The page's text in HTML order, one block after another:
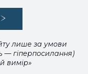
лише за умови
— гіперпосилання)
вимір»